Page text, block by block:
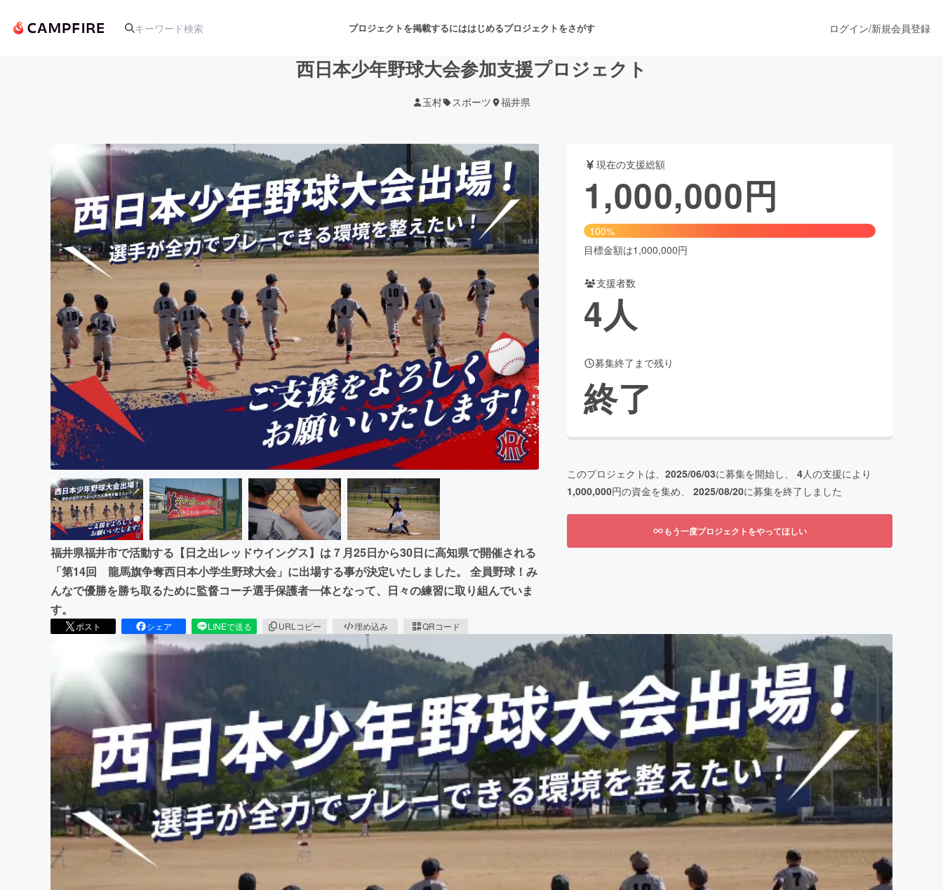
プロジェクトを掲載するにははじめるプロジェクトをさがす
アート・写真 音楽 舞台・パフォーマンス
テクノロジー・ガジェット ゲーム・サービス開発 フード・飲食店 ファッション
映像・映画 書籍・雑誌出版 アニメ・漫画
ビジネス・起業 チャレンジ ビューティー・ヘルスケア
まちづくり・地域活性化
CAMPFIRE for Social GoodCAMPFIRE Creation
CAMPFIREふるさと納税machi-yaコミュニティ
ログイン/新規会員登録
西日本少年野球大会参加支援プロジェクト
玉村 スポーツ 福井県
福井県福井市で活動する【日之出レッドウイングス】は７月25日から30日に高知県で開催される
「第14回 龍馬旗争奪西日本小学生野球大会」に出場する事が決定いたしました。 全員野球！み
んなで優勝を勝ち取るために監督コーチ選手保護者一体となって、日々の練習に取り組んでいま
す。
ポスト シェア LINEで送る URLコピー 埋め込み QRコード
現在の支援総額
1,000,000円
100%
目標金額は1,000,000円
支援者数
4人
募集終了まで残り
終了
このプロジェクトは、 2025/06/03に募集を開始し、 4人の支援により
1,000,000円の資金を集め、 2025/08/20に募集を終了しました
もう一度プロジェクトをやってほしい